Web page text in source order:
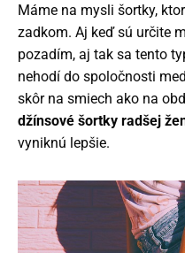
Máme na mysli šortky,
zadkom. Aj keď sú určite
pozadím, aj tak sa tento
nehodí do spoločnosti
skôr na smiech ako na
džínsové šortky radšej
vyniknú lepšie.